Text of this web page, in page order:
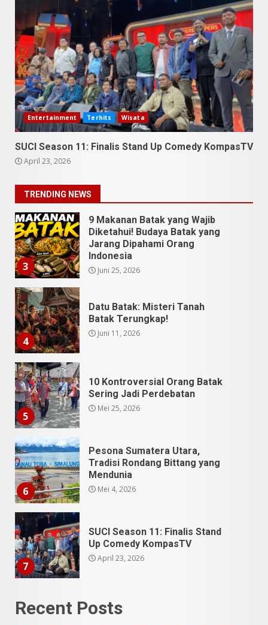
Entertainment Terhits Wisata
SUCI Season 11: Finalis Stand Up Comedy KompasTV
April 23, 2026
TRENDING NEWS
Utara Bukan Cuma Medan dan
Danau Toba
Juli 31, 2026
2
5 Kuliner Sumatera Utara yang
Unik
Juli 13, 2026
3
9 Makanan Batak yang Wajib
4
Datu Batak: Misteri Tanah
Batak Terungkap!
Juni 11, 2026
5
10 Kontroversial Orang Batak
Sering Jadi Perdebatan
Mei 25, 2026
6
Pesona Sumatera Utara,
Tradisi Rondang Bittang yang
Mendunia
Mei 4, 2026
7
SUCI Season 11: Finalis Stand
Up Comedy KompasTV
1
9 Tempat Istimewa Sumatera
Utara Bukan Cuma Medan dan
Danau Toba
Juli 31, 2026
5 Kuliner Sumatera Utara yang
Recent Posts